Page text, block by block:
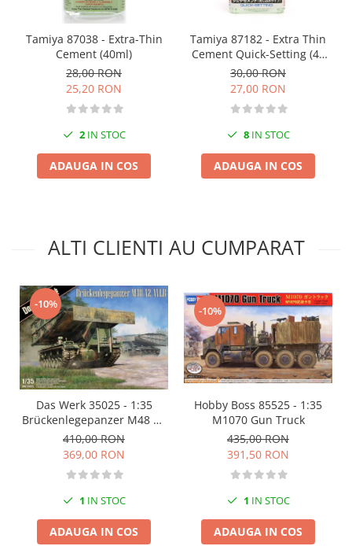
Accesorii pictura The Army Painter
Speedpaints
Warpaints Fanatic
Seturi Vopsele
Speedpaint Markers
Accesorii pictura
Gaahleri
Tamiya 87038 - Extra-Thin
Cement (40ml)
28,00 RON
25,20 RON
2IN STOC
ADAUGA IN COS
Tamiya 87182 - Extra Thin
Cement Quick-Setting (40
ml)
30,00 RON
27,00 RON
8IN STOC
ADAUGA IN COS
ALTI CLIENTI AU CUMPARAT
-10%
Das Werk 35025 - 1:35
Brückenlegepanzer M48 A2
AVLB
410,00 RON
369,00 RON
1 IN STOC
ADAUGA IN COS
-10%
Hobby Boss 85525 - 1:35
M1070 Gun Truck
435,00 RON
391,50 RON
1 IN STOC
ADAUGA IN COS